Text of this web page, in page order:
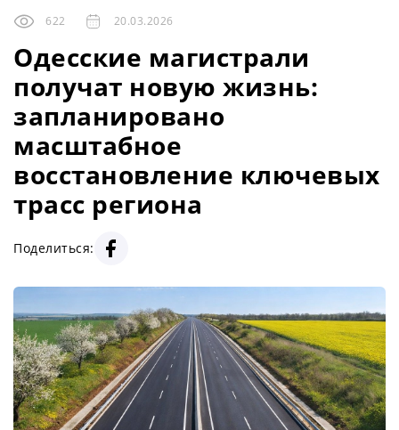
622 20.03.2026
Одесские магистрали
получат новую жизнь:
запланировано
масштабное
восстановление ключевых
трасс региона
Поделиться: